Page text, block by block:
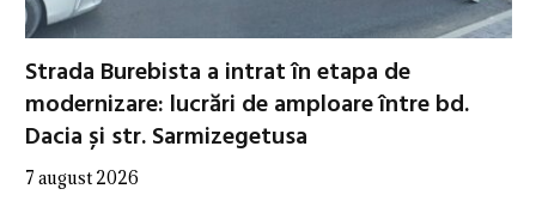
Strada Burebista a intrat în etapa de
modernizare: lucrări de amploare între bd.
Dacia și str. Sarmizegetusa
7 august 2026